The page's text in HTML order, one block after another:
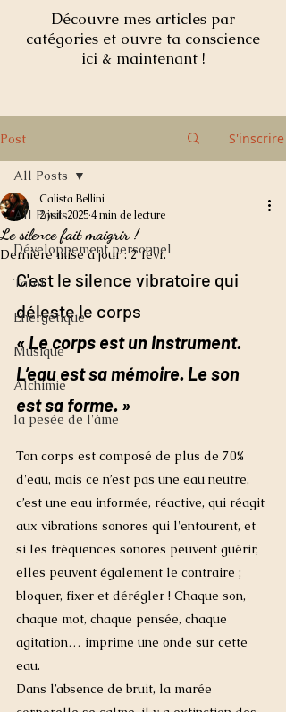
Découvre mes articles par
catégories et ouvre ta conscience
ici & maintenant !
Post S'inscrire
All Posts
Développement personnel
Tarot
Energétique
Musique
Alchimie
la pesée de l'âme
All Posts
Le silence fait maigrir !
Calista Bellini
2 juil. 20254 min de lecture
Dernière mise à jour :2 févr.
C'est le silence vibratoire qui
déleste le corps
« Le corps est un instrument.
L’eau est sa mémoire. Le son
est sa forme. »
Ton corps est composé de plus de 70%
d'eau, mais ce n’est pas une eau neutre,
c’est une eau informée, réactive, qui réagit
aux vibrations sonores qui l'entourent, et
si les fréquences sonores peuvent guérir,
elles peuvent également le contraire ;
bloquer, fixer et dérégler ! Chaque son,
chaque mot, chaque pensée, chaque
agitation… imprime une onde sur cette
eau.
Dans l’absence de bruit, la marée